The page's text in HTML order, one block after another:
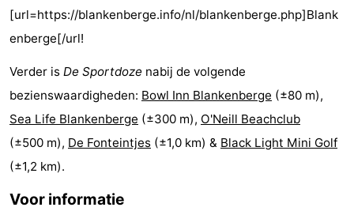
Golfbanen
-
en
drinken
Evenementen
Praktisch
Forum
Route
[url=https://blankenberge.info/nl/blankenberge.php]Blank
enberge[/url!
Verder is De Sportdoze nabij de volgende
bezienswaardigheden: Bowl Inn Blankenberge (±80 m),
Sea Life Blankenberge (±300 m), O'Neill Beachclub
(±500 m), De Fonteintjes (±1,0 km) & Black Light Mini Golf
(±1,2 km).
Voor informatie